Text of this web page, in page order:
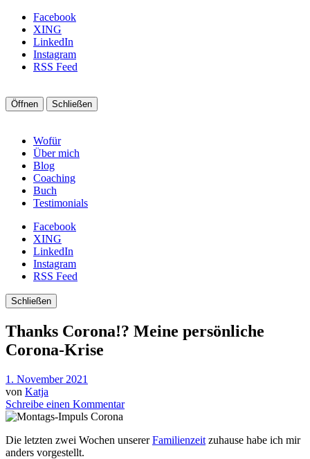
Facebook
XING
LinkedIn
Instagram
RSS Feed
Öffnen Schließen
Wofür
Über mich
Blog
Coaching
Buch
Testimonials
Facebook
XING
LinkedIn
Instagram
RSS Feed
Schließen
Thanks Corona!? Meine persönliche
Corona-Krise
1. November 2021
von Katja
Schreibe einen Kommentar
Die letzten zwei Wochen unsererFamilienzeit zuhause habe ich mir
anders vorgestellt.